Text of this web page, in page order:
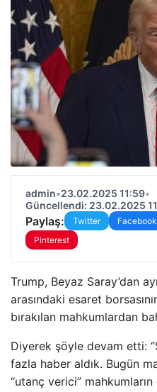
admin•23.02.2025 11:59•
Güncellendi: 23.02.2025
Paylaş: Twitter Facebook
Pinterest
Trump, Beyaz Saray’dan
arasındaki esaret
bırakılan mahkumlardan
Diyerek şöyle devam etti:
fazla haber aldık. Bugün
“utanç verici”